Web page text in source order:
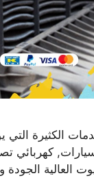
الكثيرة التي
كهربائي
العالية الجودة و